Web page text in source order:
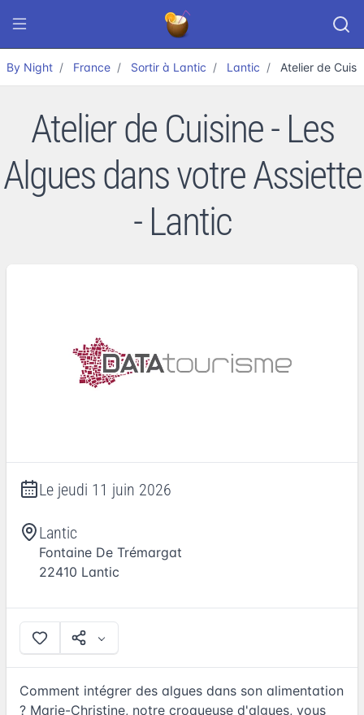
By Night France Sortir à Lantic Lantic Atelier de
Atelier de Cuisine - Les
Algues dans votre Assiette
- Lantic
Le jeudi 11 juin 2026
Lantic
Fontaine De Trémargat
22410 Lantic
Comment intégrer des algues dans son alimentation
? Marie-Christine, notre croqueuse d'algues, vous